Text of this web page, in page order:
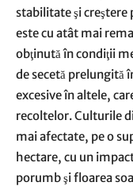
stabilitate şi creştere
este cu atât mai
obţinută în condiţii
de secetă prelungită
excesive în altele,
recoltelor. Culturile
mai afectate, pe o
hectare, cu un
porumb şi floarea